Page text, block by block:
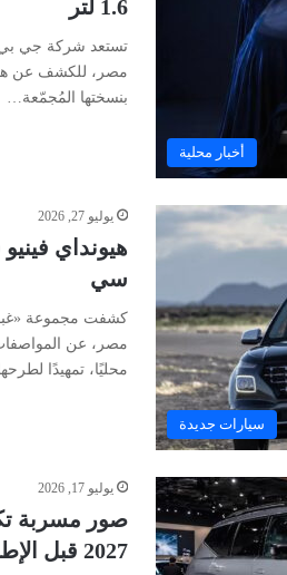
أخبار محلية
1.6 لتر
تستعد شركة جي بي
بنسختها المُجمّعة…
سيارات جديدة
يوليو 27, 2026
سي
كشفت مجموعة
مصر، عن المواصفات
محليًا، تمهيدًا
يوليو 17, 2026
صور مسربة
2027 قبل الإطلاق الرسمي